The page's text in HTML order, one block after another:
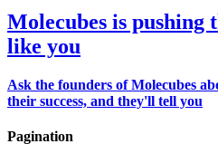
Molecubes is pushing
like you
Ask the founders of Molecubes
their success, and they'll tell you
Pagination